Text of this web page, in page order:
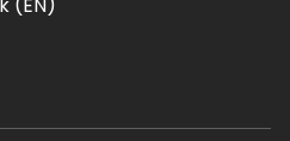
(EN)